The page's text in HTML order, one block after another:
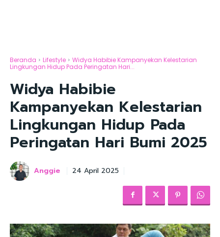
Beranda Lifestyle
Widya Habibie Kampanyekan Kelestarian
Lingkungan Hidup Pada Peringatan Hari...
Widya Habibie
Kampanyekan Kelestarian
Lingkungan Hidup Pada
Peringatan Hari Bumi 2025
Anggie 24 April 2025